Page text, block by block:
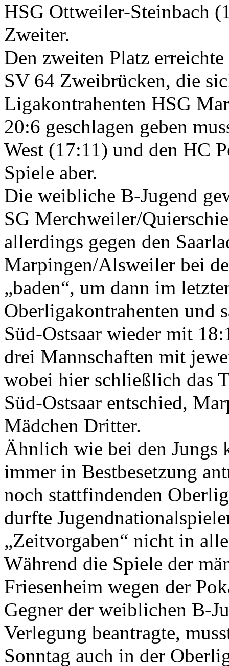
HSG Ottweiler-Steinbach
Zweiter.
Den zweiten Platz
SV 64 Zweibrücken, die
Ligakontrahenten HSG
20:6 geschlagen geben
West (17:11) und den HC
Spiele aber.
Die weibliche B-Jugend
SG Merchweiler/
allerdings gegen den
Marpingen/Alsweiler bei
„baden“, um dann im
Oberligakontrahenten und
Süd-Ostsaar wieder mit
drei Mannschaften mit
wobei hier schließlich das
Süd-Ostsaar entschied,
Mädchen Dritter.
Ähnlich wie bei den Jungs
immer in Bestbesetzung
noch stattfindenden
durfte
„Zeitvorgaben“ nicht in
Während die Spiele der
Friesenheim wegen der
Gegner der weiblichen B-
Verlegung beantragte,
Sonntag auch in der